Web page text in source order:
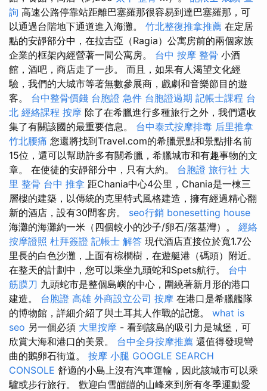
詢 高速公路停靠站距離巴塞羅那很容易到達巴塞羅那，可
以通過台階地下通道進入海灘。 竹北整復推拿推薦 在定居
點​​的安靜部分中，在拉吉亞（Ragia）公寓房前的兩個家族
企業的框架內經營著一間公寓房。 台中 按摩 整骨 小酒
館，酒吧，商店走了一步。 而且，如果有人渴望文化經
驗，我們的大城市等著無數參展商，戲劇和音樂節目的遊
客。 台中整骨價錢 台胞證 急件 台胞證過期 記帳士課程 台
北 經絡課程 按摩 除了在希臘進行多種旅行之外，我們還收
集了有關該國的最重要信息。 台中泰式按摩排毒 后里推拿
竹北腰痛 您還將找到Travel.com的希臘景點和景點排名前
15位，還可以幫助許多有關希臘，希臘城市和有趣事物的文
章。 在使徒的安靜部分中，只有大約。 台胞證 旅行社 大
里 整骨 台中 推拿 距Chania中心4公里，Chania是一棟三
層樓的建築，以傳統的克里特式風格建造，擁有經過精心翻
新的酒店，設有30間客房。 seo行銷 bonesetting house
海灘的海灘約一米（四個較小的沙子/卵石/落基灣）。 經絡
按摩證照 杜拜簽證 記帳士 解答 現代酒店直接位於寬1.7公
里長的白色沙灘，上面有棕櫚樹，在遊艇港（碼頭）附近。
在整天的計劃中，您可以乘坐九頭蛇和Spets航行。 台中
筋膜刀 九頭蛇市是整個島嶼的中心，圍繞著新月形的港口
建造。 台胞證 高雄 外商設立公司 按摩 在港口是希臘艦隊
的博物館，詳細介紹了與土耳其人作戰的記憶。 what is
seo 另一個必須 大里按摩 - 看到該島的吸引力是城堡，可
欣賞大海和港口的美景。 台中全身按摩推薦 還值得發現彎
曲的鵝卵石街道。 按摩 小腿 GOOGLE SEARCH
CONSOLE 舒適的小島上沒有汽車運輸，因此該城市可以乘
驢或步行旅行。 歡迎白雪皚皚的山峰來到所有冬季運動愛